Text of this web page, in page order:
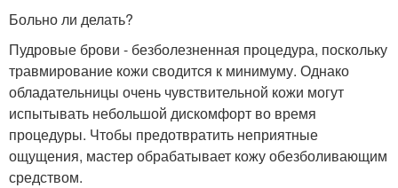
Больно ли делать?
Пудровые брови - безболезненная процедура, поскольку
травмирование кожи сводится к минимуму. Однако
обладательницы очень чувствительной кожи могут
испытывать небольшой дискомфорт во время
процедуры. Чтобы предотвратить неприятные
ощущения, мастер обрабатывает кожу обезболивающим
средством.